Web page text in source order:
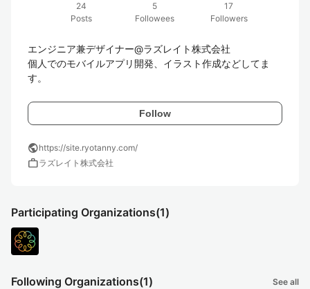
24
Posts
5
Followees
17
Followers
エンジニア兼デザイナー@ラズレイト株式会社
個人でのモバイルアプリ開発、イラスト作成などしてま
す。
Follow
publichttps://site.ryotanny.com/
workラズレイト株式会社
Participating Organizations(1)
Following Organizations(1) See all